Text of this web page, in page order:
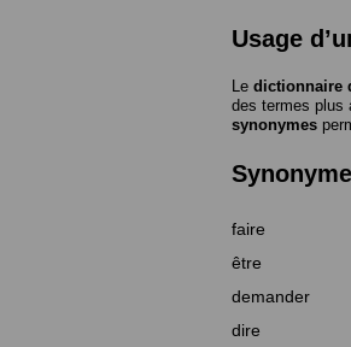
Usage
Le dictionnaire
des termes plus
synonymes
faire
être
demander
dire